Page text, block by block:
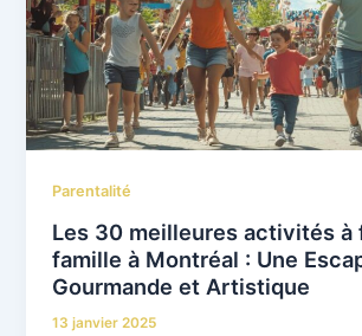
Parentalité
Les 30 meilleures activités à
famille à Montréal : Une
Gourmande et Artistique
13 janvier 2025